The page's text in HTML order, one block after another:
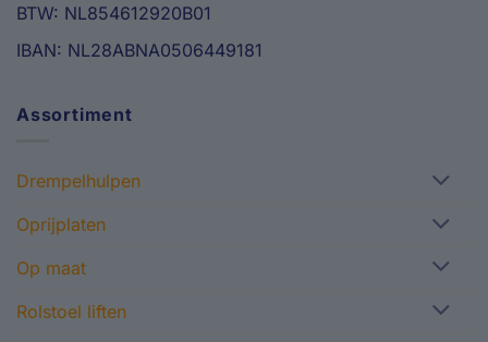
BTW: NL854612920B01
IBAN: NL28ABNA0506449181
Assortiment
Drempelhulpen
Oprijplaten
Op maat
Rolstoel liften